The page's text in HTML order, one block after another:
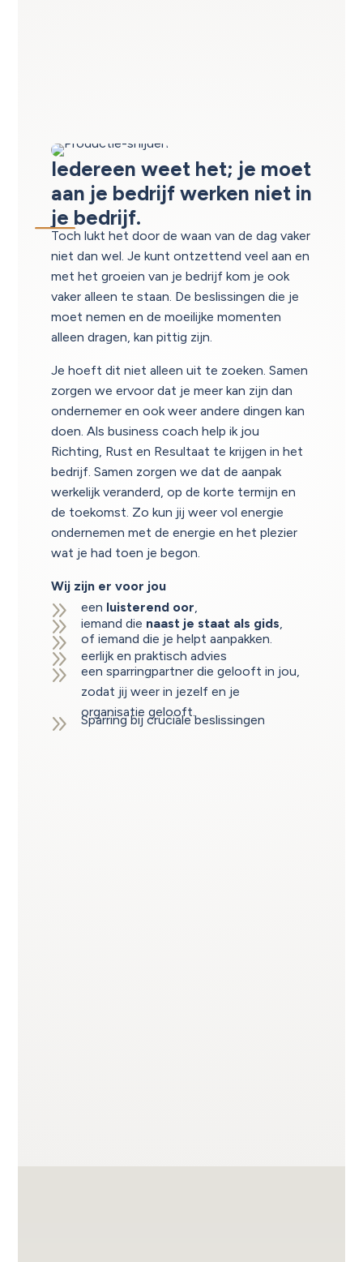
Iedereen weet het; je moet
aan je bedrijf werken niet in
je bedrijf.
Toch lukt het door de waan van de dag vaker
niet dan wel. Je kunt ontzettend veel aan en
met het groeien van je bedrijf kom je ook
vaker alleen te staan. De beslissingen die je
moet nemen en de moeilijke momenten
alleen dragen, kan pittig zijn.
Je hoeft dit niet alleen uit te zoeken. Samen
zorgen we ervoor dat je meer kan zijn dan
ondernemer en ook weer andere dingen kan
doen. Als business coach help ik jou
Richting, Rust en Resultaat te krijgen in het
bedrijf. Samen zorgen we dat de aanpak
werkelijk veranderd, op de korte termijn en
de toekomst. Zo kun jij weer vol energie
ondernemen met de energie en het plezier
wat je had toen je begon.
Wij zijn er voor jou
9 een luisterend oor,
9 iemand die naast je staat als gids,
9 of iemand die je helpt aanpakken.
9 eerlijk en praktisch advies
9
een sparringpartner die gelooft in jou,
zodat jij weer in jezelf en je
organisatie gelooft.
9 Sparring bij cruciale beslissingen